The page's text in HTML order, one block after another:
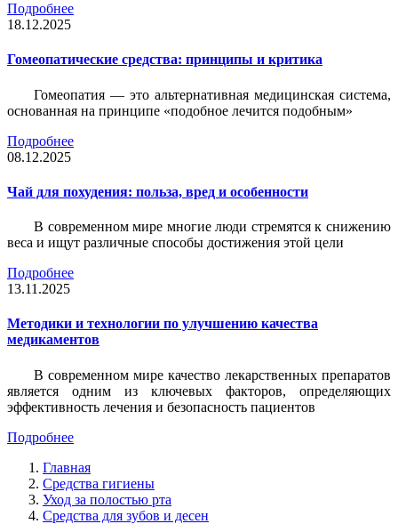
Подробнее
18.12.2025
Гомеопатические средства: принципы и критика
Гомеопатия — это альтернативная медицинская система,
основанная на принципе «подобное лечится подобным»
Подробнее
08.12.2025
Чай для похудения: польза, вред и особенности
В современном мире многие люди стремятся к снижению
веса и ищут различные способы достижения этой цели
Подробнее
13.11.2025
Методики и технологии по улучшению качества
медикаментов
В современном мире качество лекарственных препаратов
является одним из ключевых факторов, определяющих
эффективность лечения и безопасность пациентов
Подробнее
Главная
Средства гигиены
Уход за полостью рта
Средства для зубов и десен